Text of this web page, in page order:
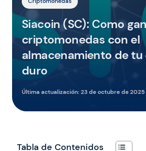
Siacoin (SC): Como
criptomonedas con el
almacenamiento de
duro
Última actualización:23 de octubre de 2025
Tabla de Contenidos